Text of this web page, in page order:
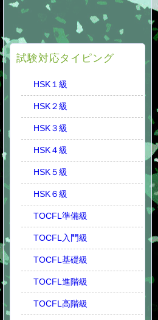
試験対応タイピング
HSK１級
HSK２級
HSK３級
HSK４級
HSK５級
HSK６級
TOCFL準備級
TOCFL入門級
TOCFL基礎級
TOCFL進階級
TOCFL高階級